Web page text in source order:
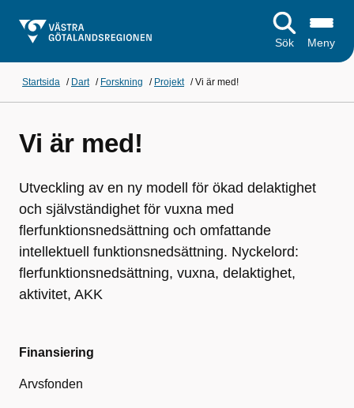
Sök Meny
Startsida / Dart / Forskning / Projekt /Vi är med!
Vi är med!
Utveckling av en ny modell för ökad delaktighet
och självständighet för vuxna med
flerfunktionsnedsättning och omfattande
intellektuell funktionsnedsättning. Nyckelord:
flerfunktionsnedsättning, vuxna, delaktighet,
aktivitet, AKK
Finansiering
Arvsfonden